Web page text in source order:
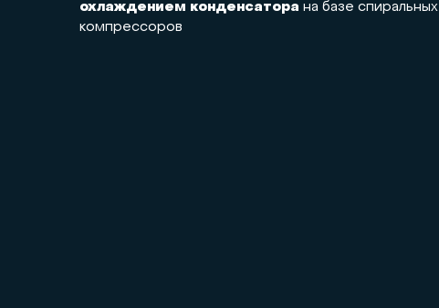
охлаждением конденсаторана базе спиральных
компрессоров